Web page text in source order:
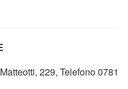
229, Telefono 0781